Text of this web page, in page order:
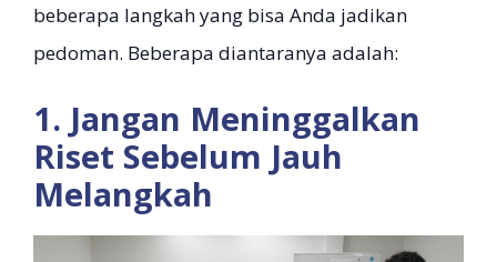
beberapa langkah yang bisa Anda jadikan
pedoman. Beberapa diantaranya adalah:
1. Jangan Meninggalkan
Riset Sebelum Jauh
Melangkah